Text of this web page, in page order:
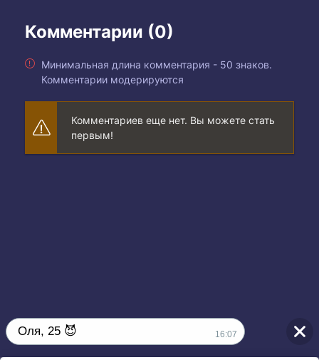
Комментарии (0)
Минимальная длина комментария - 50 знаков.
Комментарии модерируются
Комментариев еще нет. Вы можете стать
первым!
Оля, 25 😈 16:07